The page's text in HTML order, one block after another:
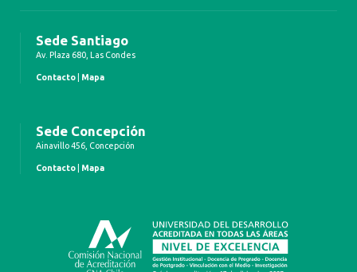
Sede Santiago
Av. Plaza 680, Las Condes
Contacto Mapa
Sede Concepción
Ainavillo 456, Concepción
Contacto Mapa